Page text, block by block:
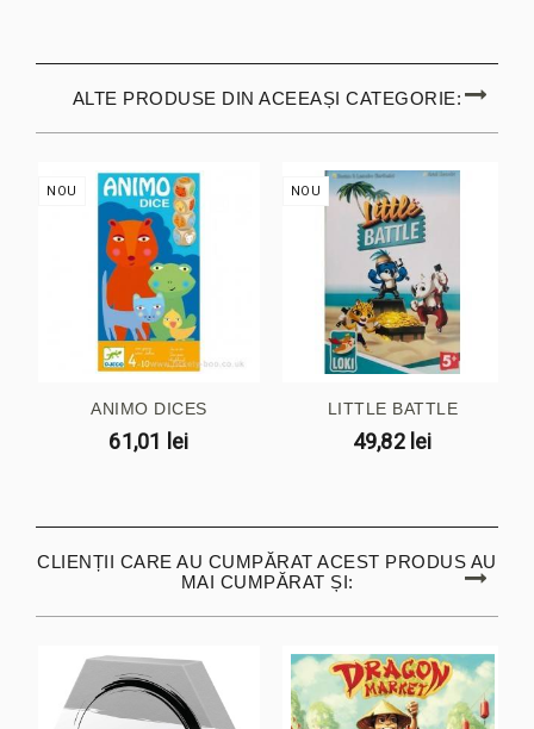
ALTE PRODUSE DIN ACEEAȘI CATEGORIE:
NOU
ANIMO DICES
61,01 lei
NOU
LITTLE BATTLE
49,82 lei
CLIENȚII CARE AU CUMPĂRAT ACEST PRODUS AU
MAI CUMPĂRAT ȘI: